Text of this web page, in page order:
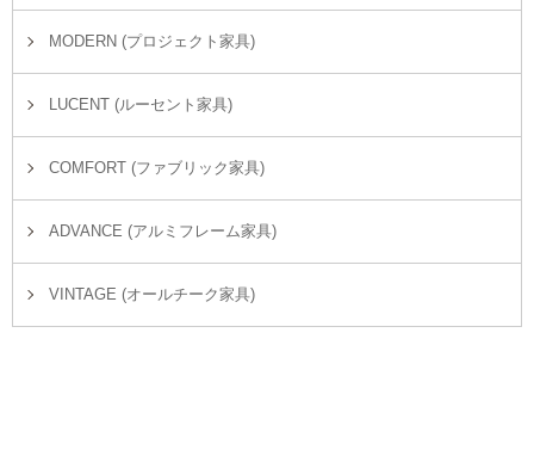
MODERN (プロジェクト家具)
LUCENT (ルーセント家具)
COMFORT (ファブリック家具)
ADVANCE (アルミフレーム家具)
VINTAGE (オールチーク家具)